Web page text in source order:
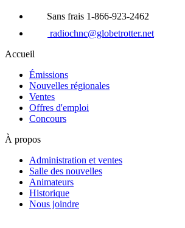
Sans frais 1-866-923-2462
radiochnc@globetrotter.net
Accueil
Émissions
Nouvelles régionales
Ventes
Offres d'emploi
Concours
À propos
Administration et ventes
Salle des nouvelles
Animateurs
Historique
Nous joindre